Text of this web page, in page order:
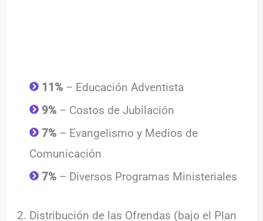
11% – Educación Adventista
9% – Costos de Jubilación
7% – Evangelismo y Medios de
Comunicación
7% – Diversos Programas Ministeriales
2. Distribución de las Ofrendas (bajo el Plan